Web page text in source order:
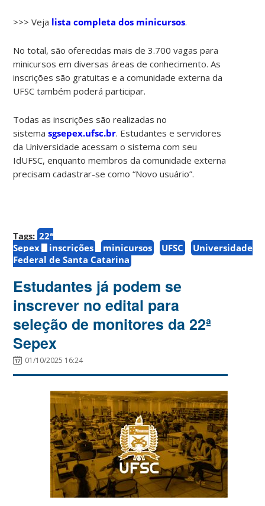
>>> Veja lista completa dos minicursos.
No total, são oferecidas mais de 3.700 vagas para
minicursos em diversas áreas de conhecimento. As
inscrições são gratuitas e a comunidade externa da
UFSC também poderá participar.
Todas as inscrições são realizadas no
sistemasgsepex.ufsc.br. Estudantes e servidores
da Universidade acessam o sistema com seu
IdUFSC, enquanto membros da comunidade externa
precisam cadastrar-se como “Novo usuário”.
Tags: 22ª
Sepex
inscrições minicursos UFSC
Universidade
Federal de Santa Catarina
Estudantes já podem se
inscrever no edital para
seleção de monitores da 22ª
Sepex
01/10/2025 16:24